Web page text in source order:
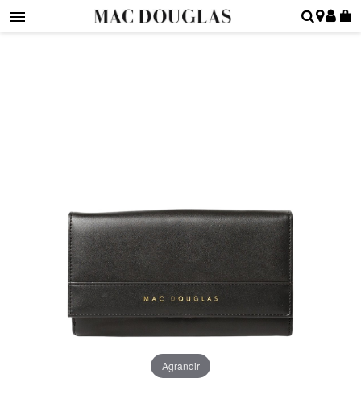
Agrandir